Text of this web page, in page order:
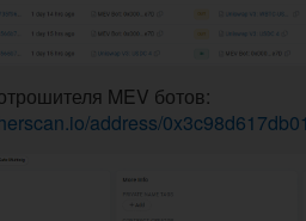
MEV ботов:
address/